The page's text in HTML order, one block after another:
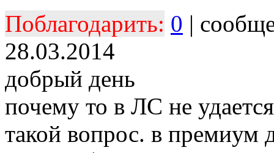
Поблагодарить: 0 |
28.03.2014
добрый день
почему то в ЛС не
такой вопрос. в премиум